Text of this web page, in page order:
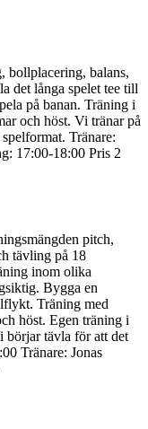
bollplacering, balans,
det långa spelet tee till
på banan. Träning i
och höst. Vi tränar på
Tränare:
17:00-18:00 Pris 2
pitch,
tävling på 18
inom olika
Bygga en
Träning med
höst. Egen träning i
börjar tävla för att det
Tränare: Jonas